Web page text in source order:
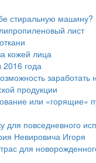
стиральную машину?
лист
кожей лица
года
заработать
продукции
или «горящие»
для повседневного
Невировича Игоря
для